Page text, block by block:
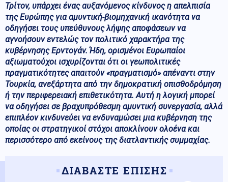
Τρίτον, υπάρχει ένας αυξανόμενος κίνδυνος η απελπισία
της Ευρώπης για αμυντική-βιομηχανική ικανότητα να
οδηγήσει τους υπεύθυνους λήψης αποφάσεων να
αγνοήσουν εντελώς τον πολιτικό χαρακτήρα της
κυβέρνησης Ερντογάν. Ήδη, ορισμένοι Ευρωπαίοι
αξιωματούχοι ισχυρίζονται ότι οι γεωπολιτικές
πραγματικότητες απαιτούν «πραγματισμό» απέναντι στην
Τουρκία, ανεξάρτητα από την δημοκρατική οπισθοδρόμηση
ή την περιφερειακή επιθετικότητα. Αυτή η λογική μπορεί
να οδηγήσει σε βραχυπρόθεσμη αμυντική συνεργασία, αλλά
επιπλέον κινδυνεύει να ενδυναμώσει μια κυβέρνηση της
οποίας οι στρατηγικοί στόχοι αποκλίνουν ολοένα και
περισσότερο από εκείνους της διατλαντικής συμμαχίας.
ΔΙΑΒΑΣΤΕ ΕΠΙΣΗΣ